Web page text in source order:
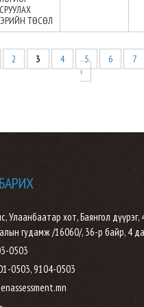
ТӨСӨЛ
2 3 4 5 6 7
›
Улаанбаатар хот, Баянгол
гудамж /16060/, 36-р байр, 4
0503
0503, 9104-0503